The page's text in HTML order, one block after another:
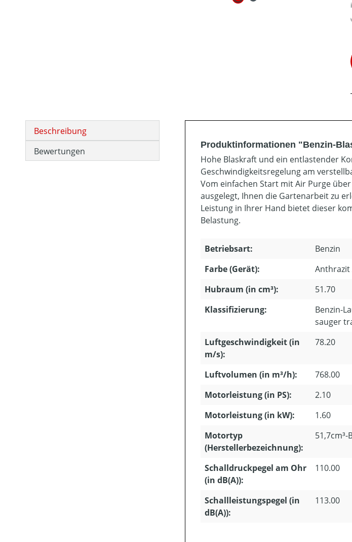
Beschreibung
Bewertungen
Produktinformationen "Benzin-
Hohe Blaskraft und ein entlastender
Geschwindigkeitsregelung am
Vom einfachen Start mit Air Purge
ausgelegt, Ihnen die Gartenarbeit zu
Leistung in Ihrer Hand bietet dieser
Belastung.
Betriebsart:
Benzin
Farbe (Gerät):
Anthrazit
Hubraum (in cm³):
51.70
Klassifizierung:
Benzin-
sauger
Luftgeschwindigkeit (in
m/s):
78.20
Luftvolumen (in m³/h):
768.00
Motorleistung (in PS):
2.10
Motorleistung (in kW):
1.60
Motortyp
(Herstellerbezeichnung):
Schalldruckpegel am Ohr
(in dB(A)):
110.00
Schallleistungspegel (in
dB(A)):
113.00